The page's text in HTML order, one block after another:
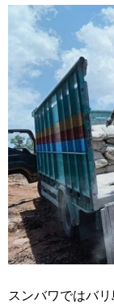
スンバワではバ